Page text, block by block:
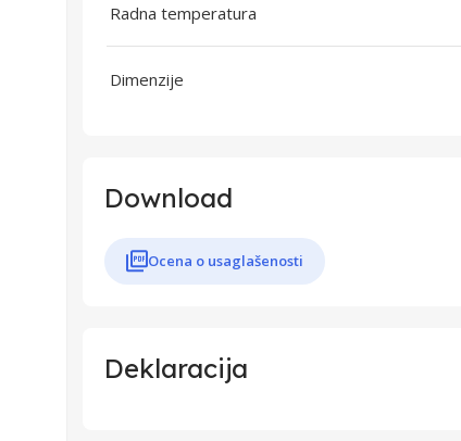
Radna temperatura
Dimenzije
Download
Ocena o usaglašenosti
Deklaracija